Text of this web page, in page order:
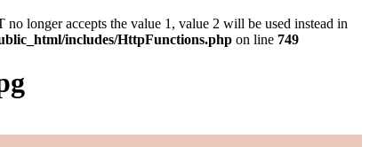
longer accepts the value 1, value 2 will be used instead in
includes/HttpFunctions.php on line 749